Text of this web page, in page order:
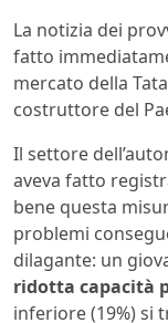
La notizia dei
fatto
mercato della
costruttore del
Il settore
aveva fatto
bene questa
problemi
dilagante: un
ridotta capacità
inferiore (19%) si